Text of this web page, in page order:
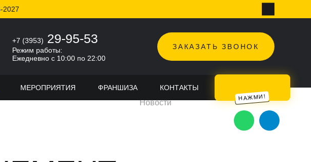
+7 (3953) 29-95-53
Режим работы:
Ежедневно с 10:00 по 22:00
ЗАКАЗАТЬ ЗВОНОК
МЕРОПРИЯТИЯ ФРАНШИЗА КОНТАКТЫ
Новости